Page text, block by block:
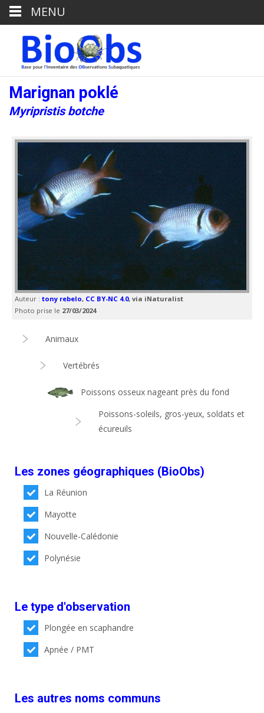
Marignan poklé
Myripristis botche
Auteur : tony rebelo, CC BY-NC 4.0, via iNaturalist
Photo prise le 27/03/2024
Animaux
Vertébrés
Poissons osseux nageant près du fond
Poissons-soleils, gros-yeux, soldats et
écureuils
Les zones géographiques (BioObs)
La Réunion
Mayotte
Nouvelle-Calédonie
Polynésie
Le type d'observation
Plongée en scaphandre
Apnée / PMT
Les autres noms communs
MENU